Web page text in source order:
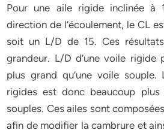
Pour une aile rigide inclinée à
direction de l’écoulement, le CL
soit un L/D de 15. Ces
grandeur. L/D d’une voile
plus grand qu’une voile
rigides est donc beaucoup
souples. Ces ailes sont
afin de modifier la cambrure et